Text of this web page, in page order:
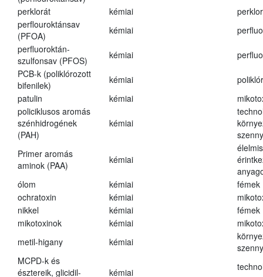
perklorát
kémiai
perflouroktánsav
(PFOA)
kémiai
perfluoroktán-
szulfonsav (PFOS)
kémiai
PCB-k (poliklórozott
bifenilek)
kémiai
patulin
kémiai
policiklusos aromás
szénhidrogének
(PAH)
kémiai
Primer aromás
aminok (PAA)
kémiai
ólom
kémiai
fémek
ochratoxin
kémiai
nikkel
kémiai
fémek
mikotoxinok
kémiai
metil-higany
kémiai
MCPD-k és
észtereik, glicidil-
kémiai